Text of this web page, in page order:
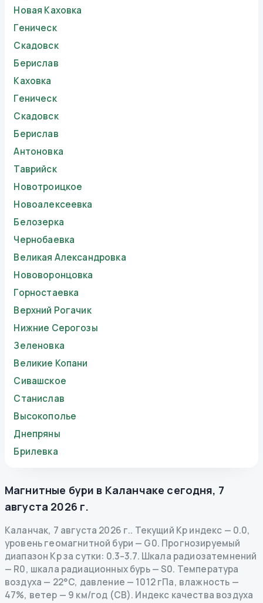
Новая Каховка
Геническ
Скадовск
Берислав
Каховка
Геническ
Скадовск
Берислав
Антоновка
Таврийск
Новотроицкое
Новоалексеевка
Белозерка
Чернобаевка
Великая Александровка
Нововоронцовка
Горностаевка
Верхний Рогачик
Нижние Серогозы
Зеленовка
Великие Копани
Сивашское
Станислав
Высокополье
Днепряны
Брилевка
Магнитные бури в Каланчаке сегодня, 7
августа 2026 г.
Каланчак, 7 августа 2026 г.. Текущий Kp индекс — 0.0,
уровень геомагнитной бури — G0. Прогнозируемый
диапазон Kp за сутки: 0.3–3.7. Шкала радиозатемнений
— R0, шкала радиационных бурь— S0. Температура
воздуха — 22°C, давление — 1012 гПа, влажность —
47%, ветер — 9 км/год (СВ). Индекс качества воздуха